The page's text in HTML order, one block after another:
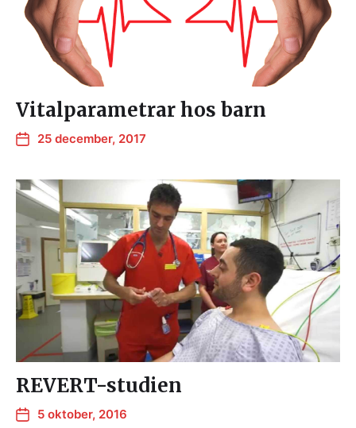
Vitalparametrar hos barn
25 december, 2017
REVERT-studien
5 oktober, 2016